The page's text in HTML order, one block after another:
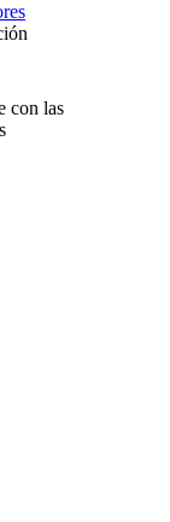
con las